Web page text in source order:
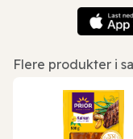
Flere produkter i